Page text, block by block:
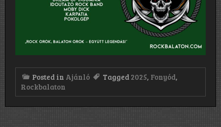
Posted in Ajánló Tagged 2025, Fonyód,
Rockbalaton